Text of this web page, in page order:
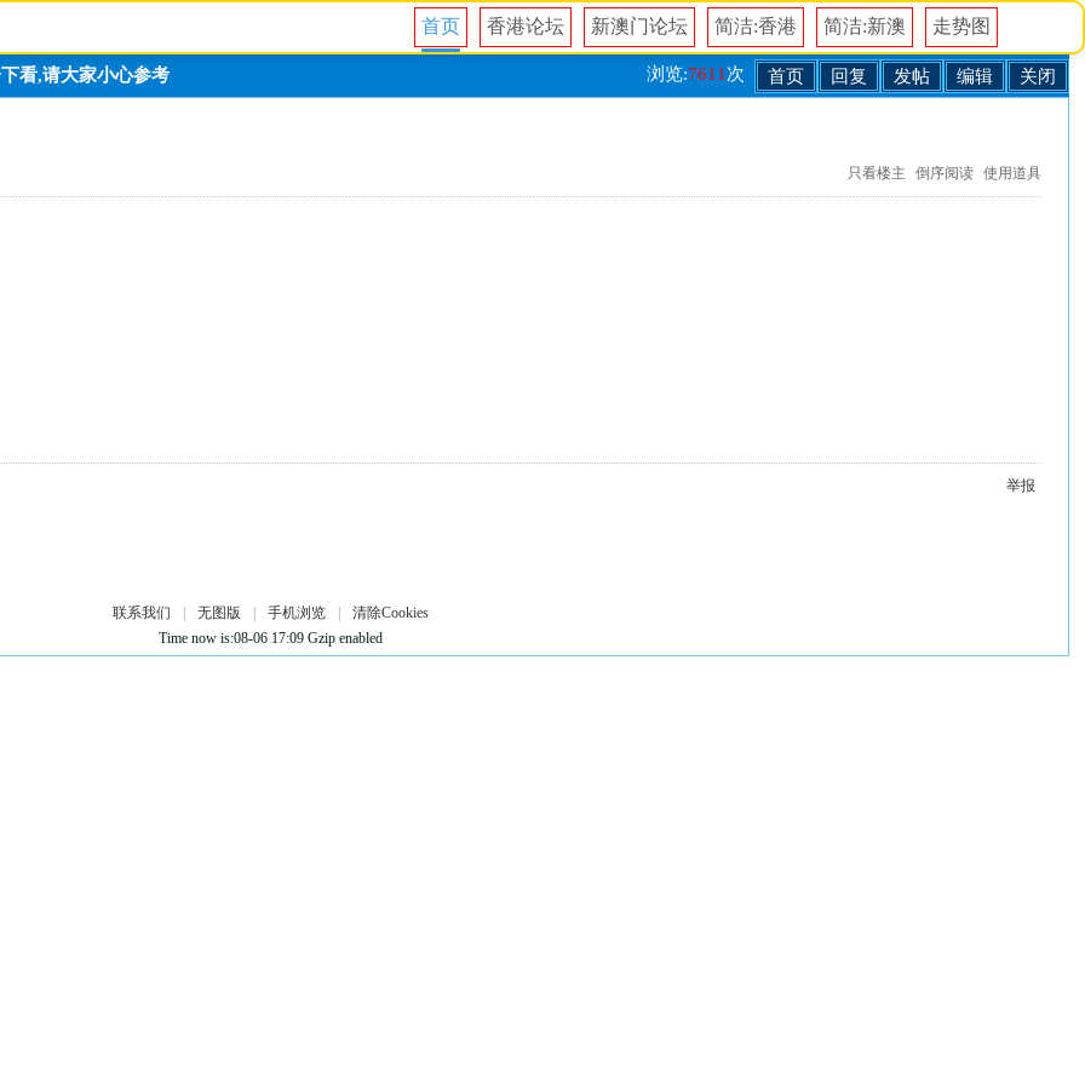
首页 香港论坛 新澳门论坛 简洁:香港 简洁:新澳 走势图
关闭
编辑
发帖
回复
首页
浏览:7611 次
看,请大家小心参考
只看楼主 倒序阅读 使用道具
举报
联系我们 无图版 手机浏览
清除Cookies
Time now is:08-06 17:09 Gzip enabled